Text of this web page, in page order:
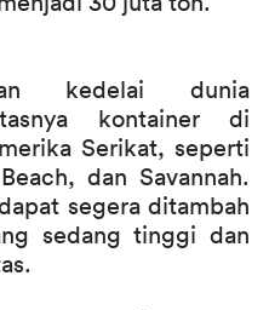
kedelai dunia
kontainer di
Serikat, seperti
dan Savannah.
segera ditambah
sedang tinggi dan